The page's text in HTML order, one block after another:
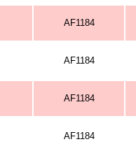
AF1184
AF1184
AF1184
AF1184